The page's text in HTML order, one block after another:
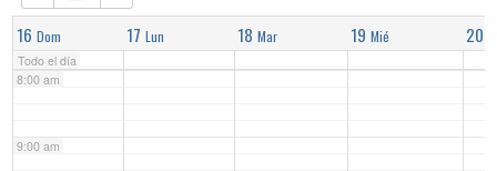
16 Dom 17 Lun 18 Mar 19 Mié 20
Todo el día
7:00 am
8:00 am
9:00 am